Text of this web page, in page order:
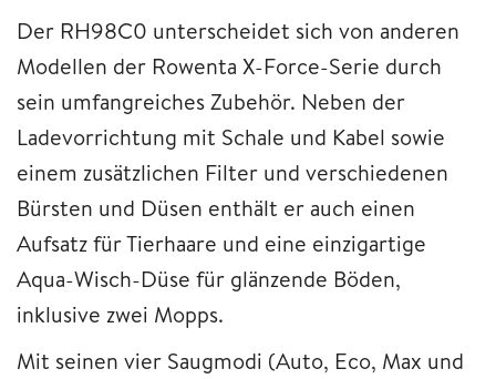
Der RH98C0 unterscheidet sich von anderen
Modellen der Rowenta X-Force-Serie durch
sein umfangreiches Zubehör. Neben der
Ladevorrichtung mit Schale und Kabel sowie
einem zusätzlichen Filter und verschiedenen
Bürsten und Düsen enthält er auch einen
Aufsatz für Tierhaare und eine einzigartige
Aqua-Wisch-Düse für glänzende Böden,
inklusive zwei Mopps.
Mit seinen vier Saugmodi (Auto, Eco, Max und